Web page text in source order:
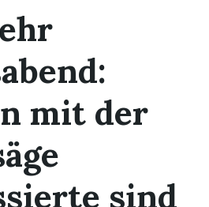
mit der
sind